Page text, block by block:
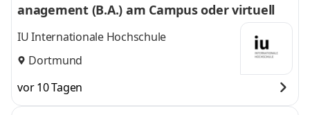
anagement (B.A.) am Campus oder virtuell
IU Internationale Hochschule
Dortmund
vor 10 Tagen